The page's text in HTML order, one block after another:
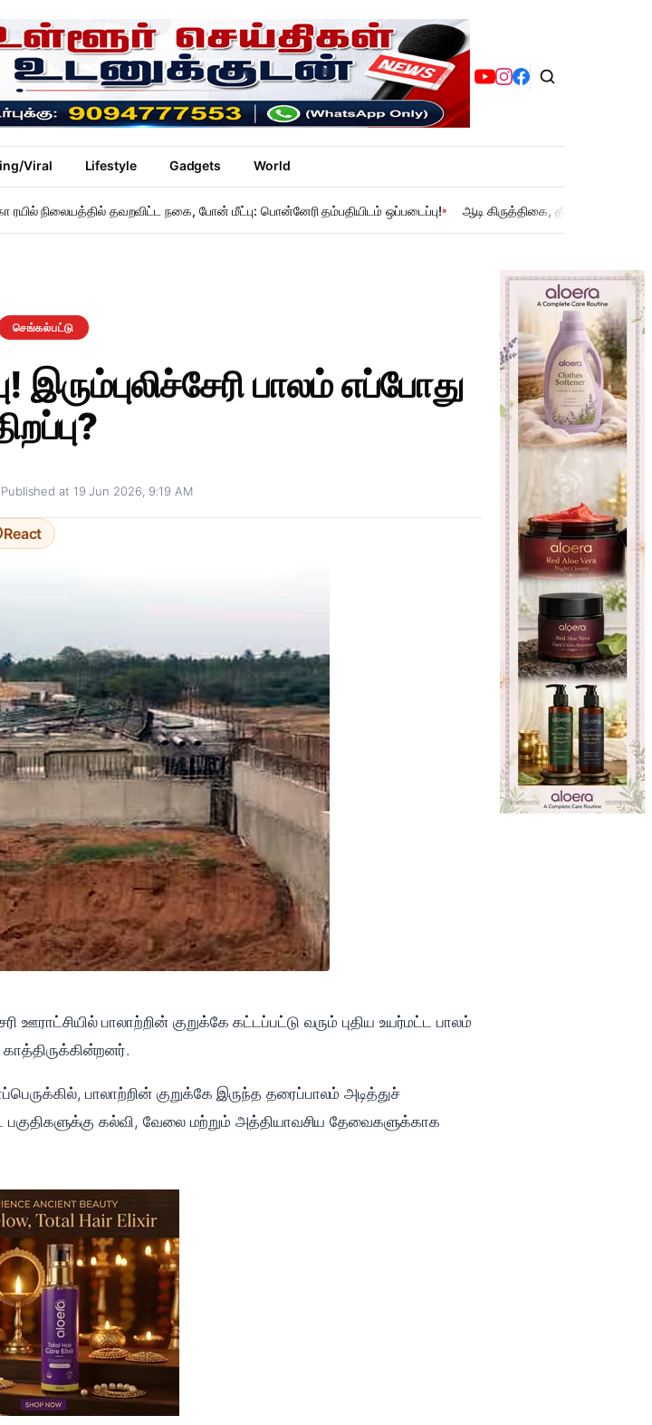
Viral Lifestyle Gadgets World
ரயில் நிலையத்தில் தவறவிட்ட நகை, போன் மீட்பு: பொன்னேரி தம்பதியிடம் ஒப்படைப்பு! ஆடி கிருத்திகை, தீமிதி விழா:
செங்கல்பட்டு
பாலம் எப்போது
Published at 19 Jun 2026, 9:19 AM
React
ஊராட்சியில் பாலாற்றின் குறுக்கே கட்டப்பட்டு வரும் புதிய உயர்மட்ட பாலம்
பாலாற்றின் குறுக்கே இருந்த தரைப்பாலம் அடித்துச்
பகுதிகளுக்கு கல்வி, வேலை மற்றும் அத்தியாவசிய தேவைகளுக்காக